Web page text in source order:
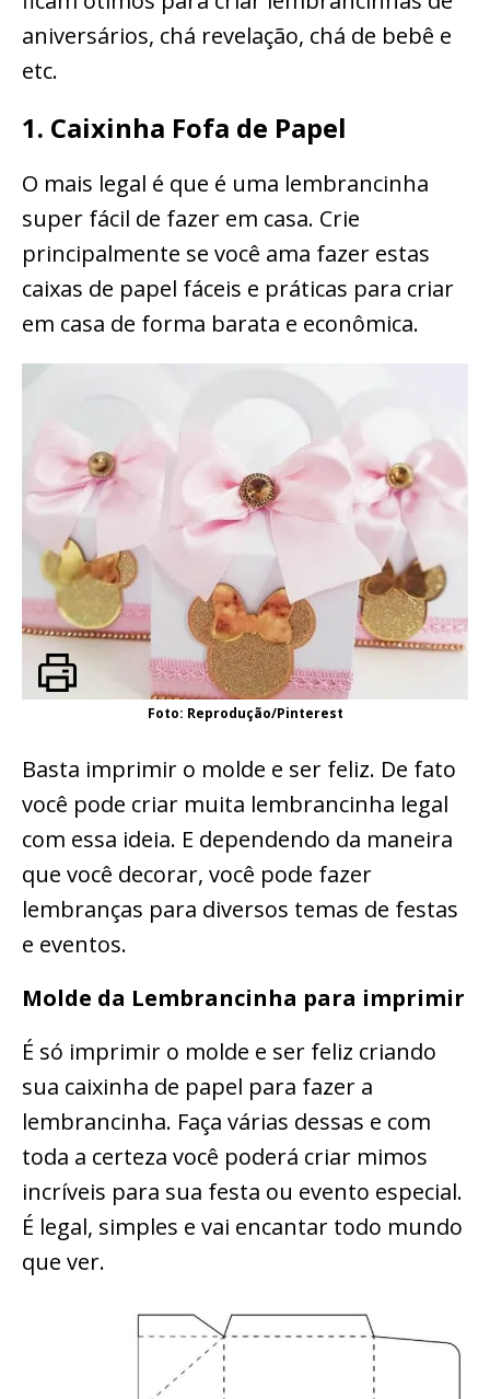
aniversários, chá revelação, chá de bebê e
etc.
1. Caixinha Fofa de Papel
O mais legal é que é uma lembrancinha
super fácil de fazer em casa. Crie
principalmente se você ama fazer estas
caixas de papel fáceis e práticas para criar
em casa de forma barata e econômica.
Foto: Reprodução/Pinterest
Basta imprimir o molde e ser feliz. De fato
você pode criar muita lembrancinha legal
com essa ideia. E dependendo da maneira
que você decorar, você pode fazer
lembranças para diversos temas de festas
e eventos.
Molde da Lembrancinha para imprimir
É só imprimir o molde e ser feliz criando
sua caixinha de papel para fazer a
lembrancinha. Faça várias dessas e com
toda a certeza você poderá criar mimos
incríveis para sua festa ou evento especial.
É legal, simples e vai encantar todo mundo
que ver.